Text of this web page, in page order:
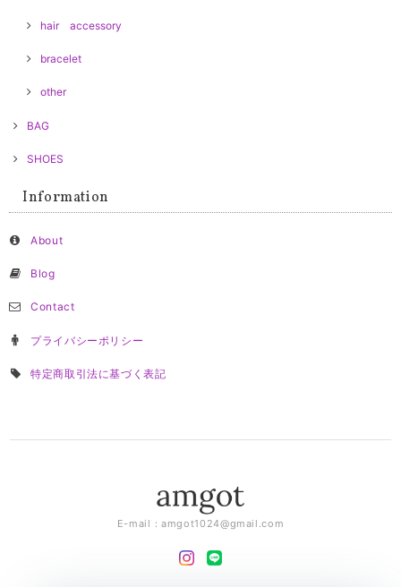
hair accessory
bracelet
other
BAG
SHOES
Information
About
Blog
Contact
プライバシーポリシー
特定商取引法に基づく表記
E-mail：amgot1024@gmail.com